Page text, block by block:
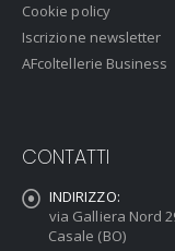
Cookie policy
Iscrizione newsletter
AFcoltellerie Business
CONTATTI
INDIRIZZO:
via Galliera Nord
Casale (BO)